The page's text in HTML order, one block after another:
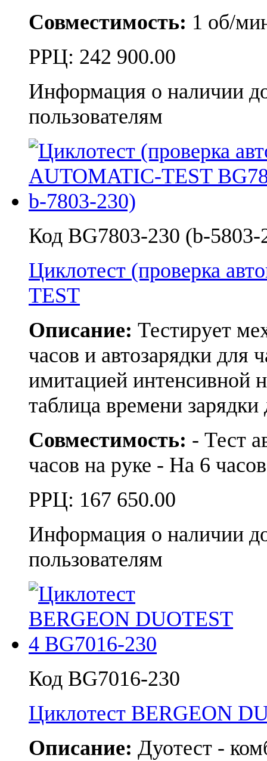
Совместимость: 1 об/
РРЦ: 242 900.00
Информация о наличии
пользователям
Код BG7803-230 (b-
Циклотест (проверка
TEST
Описание: Тестирует
часов и автозарядки для
имитацией интенсивной
таблица времени
Совместимость: - Тест
часов на руке - На 6 часов
РРЦ: 167 650.00
Информация о наличии
пользователям
Код BG7016-230
Циклотест BERGEON
Описание: Дуотест -